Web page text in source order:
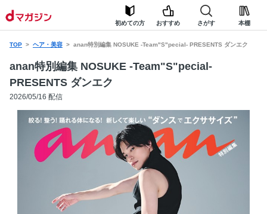
初めての方 おすすめ さがす 本棚
TOP ヘア・美容 anan特別編集 NOSUKE -Team"S"pecial- PRESENTS ダンエク
anan特別編集 NOSUKE -Team"S"pecial-
PRESENTS ダンエク
2026/05/16 配信